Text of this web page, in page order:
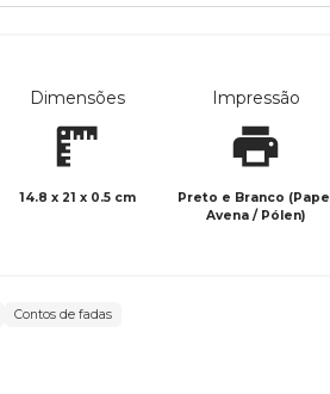
Dimensões
14.8 x 21 x 0.5 cm
Impressão
Preto e Branco (Papel
Avena / Pólen)
Contos de fadas